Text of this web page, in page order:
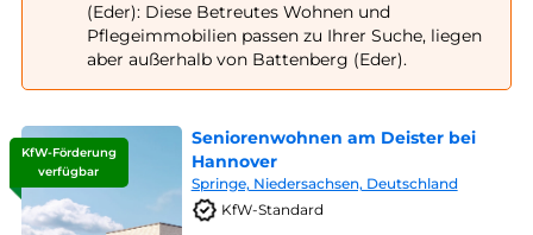
(Eder): Diese Betreutes Wohnen und
Pflegeimmobilien passen zu Ihrer Suche, liegen
aber außerhalb von Battenberg (Eder).
KfW-Förderung
verfügbar
Seniorenwohnen am Deister bei
Hannover
Springe, Niedersachsen, Deutschland
KfW-Standard